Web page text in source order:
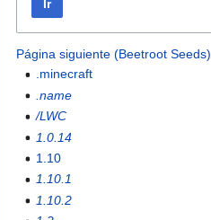
Ir
Página siguiente (Beetroot Seeds)
.minecraft
.name
/LWC
1.0.14
1.10
1.10.1
1.10.2